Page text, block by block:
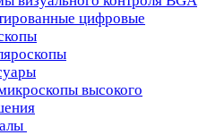
цифровые
высокого